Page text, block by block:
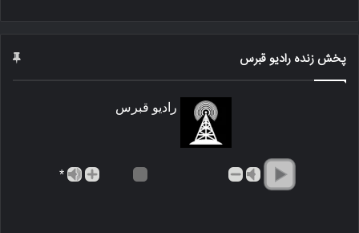
پخش زنده رادیو قبرس
رادیو قبرس
*